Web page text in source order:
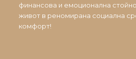
финансова и емоционална
живот в реномирана социална
комфорт!